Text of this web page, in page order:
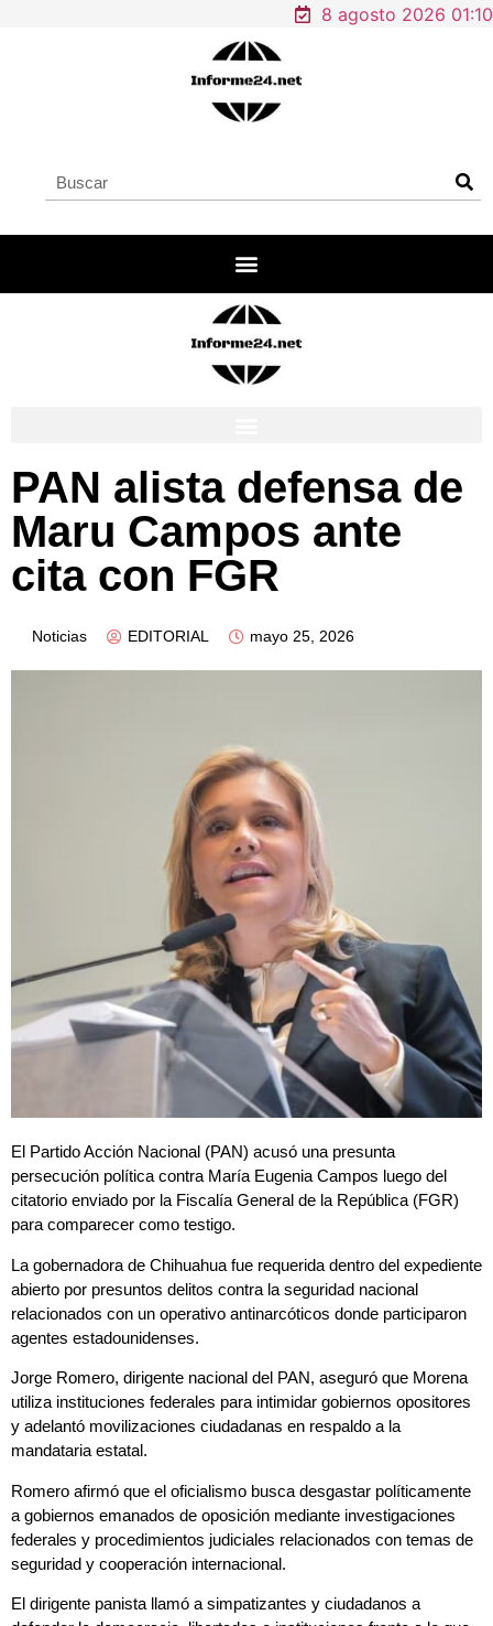
8 agosto 2026 01:10
PAN alista defensa de
Maru Campos ante
cita con FGR
Noticias EDITORIAL mayo 25, 2026
El Partido Acción Nacional (PAN) acusó una presunta
persecución política contra María Eugenia Campos luego del
citatorio enviado por la Fiscalía General de la República (FGR)
para comparecer como testigo.
La gobernadora de Chihuahua fue requerida dentro del expediente
abierto por presuntos delitos contra la seguridad nacional
relacionados con un operativo antinarcóticos donde participaron
agentes estadounidenses.
Jorge Romero, dirigente nacional del PAN, aseguró que Morena
utiliza instituciones federales para intimidar gobiernos opositores
y adelantó movilizaciones ciudadanas en respaldo a la
mandataria estatal.
Romero afirmó que el oficialismo busca desgastar políticamente
a gobiernos emanados de oposición mediante investigaciones
federales y procedimientos judiciales relacionados con temas de
seguridad y cooperación internacional.
El dirigente panista llamó a simpatizantes y ciudadanos a